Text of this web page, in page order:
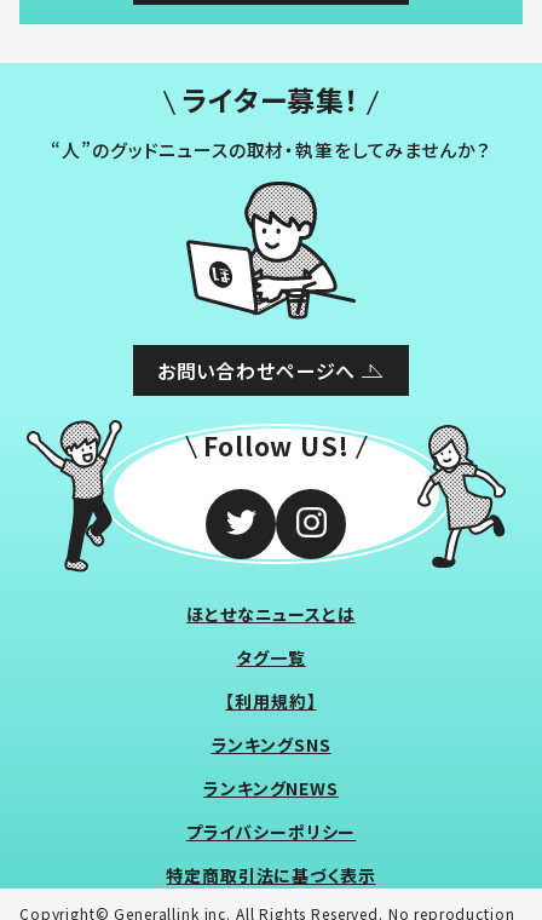
ライター募集！
“人”のグッドニュースの取材・執筆をしてみませんか？
お問い合わせページへ
Follow US!
ほとせなニュースとは
タグ一覧
【利用規約】
ランキングSNS
ランキングNEWS
プライバシーポリシー
特定商取引法に基づく表示
Copyright© Generallink inc. All Rights Reserved. No reproduction